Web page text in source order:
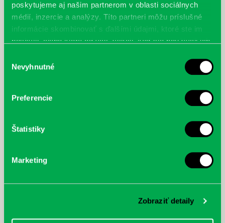
poskytujeme aj našim partnerom v oblasti sociálnych
médií, inzercie a analýzy. Títo partneri môžu príslušné
informácie skombinovať s ďalšími údajmi, ktoré ste im
poskytli, alebo ktoré od vás získali, keď ste používali ich
súhlasu
Nevyhnutné
Preferencie
Štatistiky
Marketing
Zobraziť detaily
cyklistu modernej doby:
nezastaviteľný